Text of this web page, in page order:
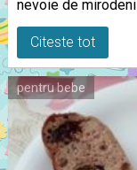
nevoie de
Citeste tot
pentru bebe